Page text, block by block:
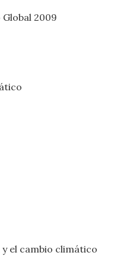
2009
el cambio climático